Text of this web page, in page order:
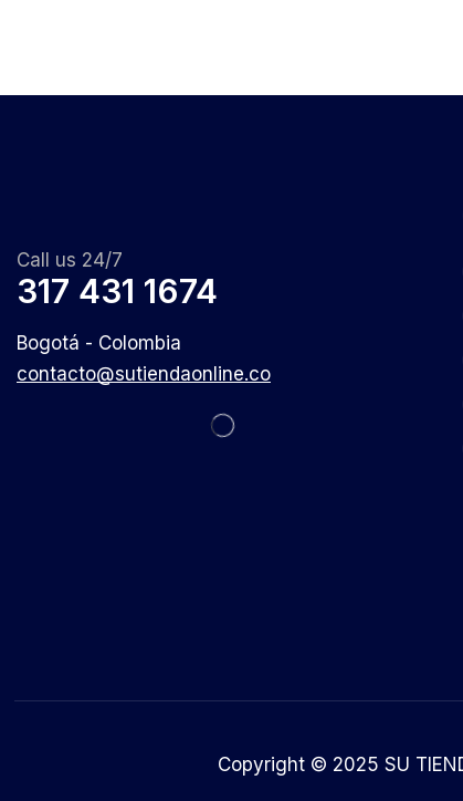
Call us 24/7
317 431 1674
Bogotá - Colombia
contacto@sutiendaonline.co
Copyright © 2025 SU